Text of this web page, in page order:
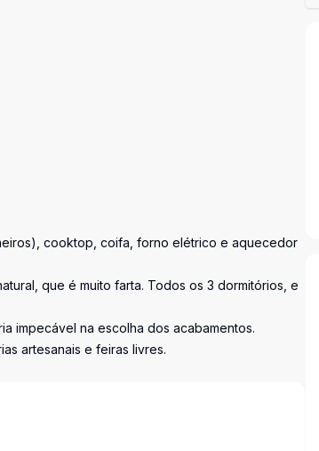
cooktop, coifa, forno elétrico e aquecedor
que é muito farta. Todos os 3 dormitórios, e
impecável na escolha dos acabamentos.
artesanais e feiras livres.